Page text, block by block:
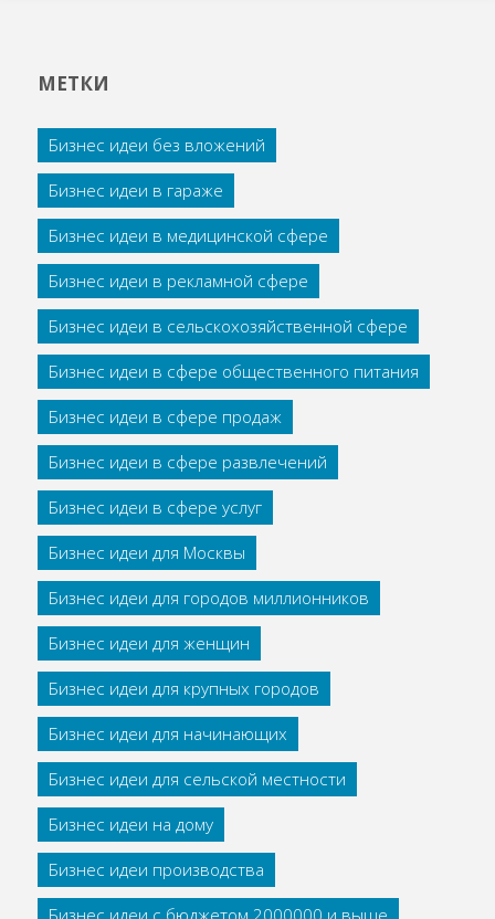
МЕТКИ
Бизнес идеи без вложений
Бизнес идеи в гараже
Бизнес идеи в медицинской сфере
Бизнес идеи в рекламной сфере
Бизнес идеи в сельскохозяйственной сфере
Бизнес идеи в сфере общественного питания
Бизнес идеи в сфере продаж
Бизнес идеи в сфере развлечений
Бизнес идеи в сфере услуг
Бизнес идеи для Москвы
Бизнес идеи для городов миллионников
Бизнес идеи для женщин
Бизнес идеи для крупных городов
Бизнес идеи для начинающих
Бизнес идеи для сельской местности
Бизнес идеи на дому
Бизнес идеи производства